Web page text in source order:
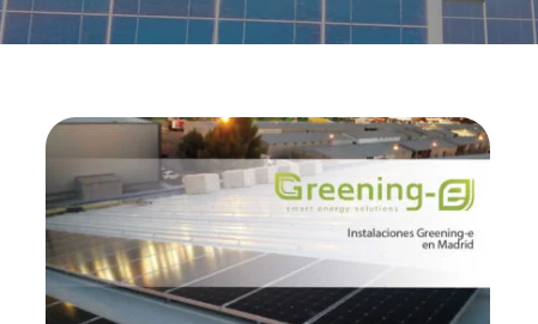
Greening-e ejecuta
una instalación
fotovoltaica de 238,68